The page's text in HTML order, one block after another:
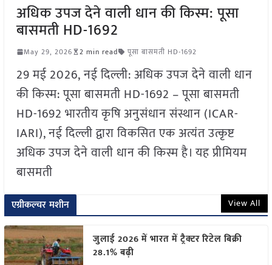
अधिक उपज देने वाली धान की किस्म: पूसा
बासमती HD-1692
May 29, 2026 2 min read पूसा बासमती HD-1692
29 मई 2026, नई दिल्ली: अधिक उपज देने वाली धान
की किस्म: पूसा बासमती HD-1692 – पूसा बासमती
HD-1692 भारतीय कृषि अनुसंधान संस्थान (ICAR-
IARI), नई दिल्ली द्वारा विकसित एक अत्यंत उत्कृष्ट
अधिक उपज देने वाली धान की किस्म है। यह प्रीमियम
बासमती
एग्रीकल्चर मशीन View All
जुलाई 2026 में भारत में ट्रैक्टर रिटेल बिक्री
28.1% बढ़ी